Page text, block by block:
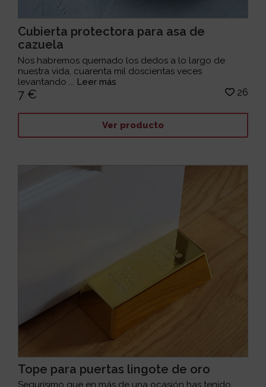
Cubierta protectora para asa de
cazuela
Nos habremos quemado los dedos a lo largo de
nuestra vida, cuarenta mil doscientas veces
levantando ... Leer más
7 € 26
Ver producto
Tope para puertas lingote de oro